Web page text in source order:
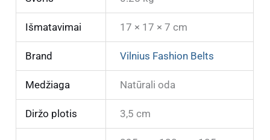
Išmatavimai 17 × 17 × 7 cm
Brand Vilnius Fashion Belts
Medžiaga Natūrali oda
Diržo plotis 3,5 cm